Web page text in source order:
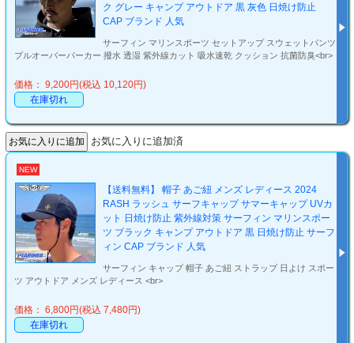
ク グレー キャンプ アウトドア 黒 灰色 日焼け防止
CAP ブランド 人気
サーフィン マリンスポーツ セットアップ スウェットパンツ
プルオーバーパーカー 撥水 透湿 紫外線カット 吸水速乾 クッション 抗菌防臭<br>
価格： 9,200円(税込 10,120円)
在庫切れ
お気に入りに追加済
NEW
【送料無料】 帽子 あご紐 メンズ レディース 2024
RASH ラッシュ サーフキャップ サマーキャップ UVカ
ット 日焼け防止 紫外線対策 サーフィン マリンスポー
ツ ブラック キャンプ アウトドア 黒 日焼け防止 サーフ
ィン CAP ブランド 人気
サーフィン キャップ 帽子 あご紐 ストラップ 日よけ スポー
ツ アウトドア メンズ レディース <br>
価格： 6,800円(税込 7,480円)
在庫切れ